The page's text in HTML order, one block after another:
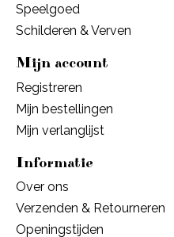
Speelgoed
Schilderen & Verven
Mijn account
Registreren
Mijn bestellingen
Mijn verlanglijst
Informatie
Over ons
Verzenden & Retourneren
Openingstijden